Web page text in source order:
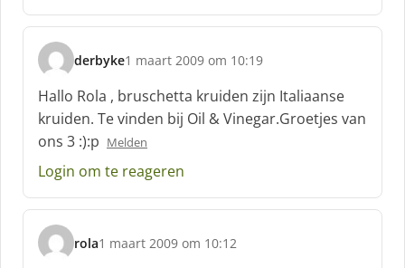
:
derbyke
s
c
h
r
e
e
:
1 maart 2009 om 10:19
Hallo Rola , bruschetta kruiden zijn Italiaanse
kruiden. Te vinden bij Oil & Vinegar.Groetjes van
ons 3 :):p Melden
Login om te reageren
rola
s
1 maart 2009 om 10:12